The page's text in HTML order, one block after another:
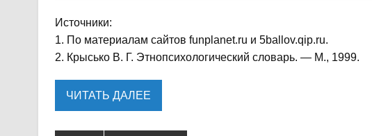
Источники:
1. По материалам сайтов funplanet.ru и 5ballov.qip.ru.
2. Крысько В. Г. Этнопсихологический словарь. — М., 1999.
ЧИТАТЬ ДАЛЕЕ